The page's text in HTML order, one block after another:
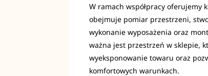
W ramach współpracy oferujemy
obejmuje pomiar przestrzeni,
wykonanie wyposażenia oraz
ważna jest przestrzeń w sklepie,
wyeksponowanie towaru oraz
komfortowych warunkach.